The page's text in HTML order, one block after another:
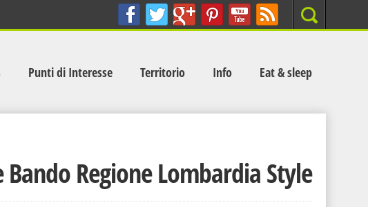
Search
Punti di Interesse Territorio Info Eat & sleep
Regione Lombardia Style